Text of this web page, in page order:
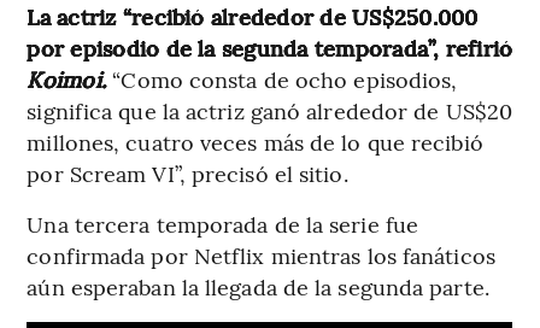
La actriz “recibió alrededor de US$250.000
por episodio de la segunda temporada”, refirió
Koimoi. “Como consta de ocho episodios,
significa que la actriz ganó alrededor de US$20
millones, cuatro veces más de lo que recibió
por Scream VI”, precisó el sitio.
Una tercera temporada de la serie fue
confirmada por Netflix mientras los fanáticos
aún esperaban la llegada de la segunda parte.